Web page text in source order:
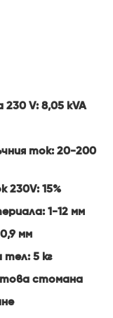
V: 8,05 kVA
ток: 20-200
230V: 15%
1-12 мм
мм
тел: 5 кг
стомана